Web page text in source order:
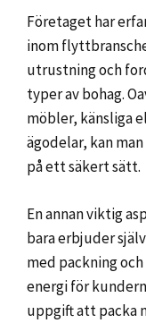
Företaget har
inom
utrustning och
typer av bohag.
möbler, känsliga
ägodelar, kan
på ett säkert sätt.
En annan viktig
bara erbjuder
med packning
energi för
uppgift att packa